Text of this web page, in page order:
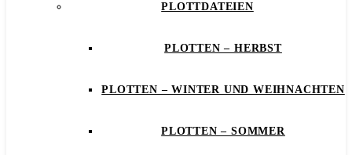
PLOTTDATEIEN
PLOTTEN – HERBST
PLOTTEN – WINTER UND WEIHNACHTEN
PLOTTEN – SOMMER